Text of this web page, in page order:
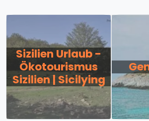
Sizilien Urlaub -
Ökotourismus
Sizilien | Sicilying